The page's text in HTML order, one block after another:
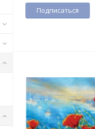
Подписаться